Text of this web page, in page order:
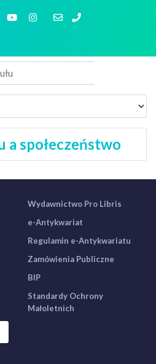
a społeczeństwo
Wydawnictwo Pro Libris
e-Antykwariat
Regulamin e-Antykwariatu
Zamówienia Publiczne
BIP
Standardy Ochrony
Małoletnich